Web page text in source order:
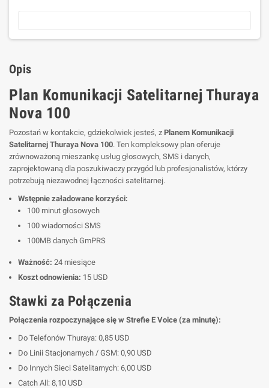
Opis
Plan Komunikacji Satelitarnej Thuraya
Nova 100
Pozostań w kontakcie, gdziekolwiek jesteś, z Planem Komunikacji
Satelitarnej Thuraya Nova 100. Ten kompleksowy plan oferuje
zrównoważoną mieszankę usług głosowych, SMS i danych,
zaprojektowaną dla poszukiwaczy przygód lub profesjonalistów, którzy
potrzebują niezawodnej łączności satelitarnej.
Wstępnie załadowane korzyści:
100 minut głosowych
100 wiadomości SMS
100MB danych GmPRS
Ważność: 24 miesiące
Koszt odnowienia: 15 USD
Stawki za Połączenia
Połączenia rozpoczynające się w Strefie E Voice (za minutę):
Do Telefonów Thuraya: 0,85 USD
Do Linii Stacjonarnych / GSM: 0,90 USD
Do Innych Sieci Satelitarnych: 6,00 USD
Catch All: 8,10 USD